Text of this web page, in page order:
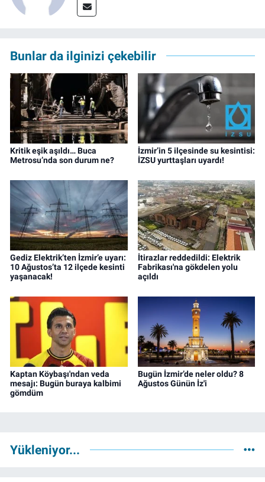
Bunlar da ilginizi çekebilir
Kritik eşik aşıldı… Buca
Metrosu’nda son durum ne?
İzmir’in 5 ilçesinde su kesintisi:
İZSU yurttaşları uyardı!
Gediz Elektrik’ten İzmir’e uyarı:
10 Ağustos’ta 12 ilçede kesinti
yaşanacak!
İtirazlar reddedildi: Elektrik
Fabrikası'na gökdelen yolu
açıldı
Kaptan Köybaşı'ndan veda
mesajı: Bugün buraya kalbimi
gömdüm
Bugün İzmir’de neler oldu? 8
Ağustos Günün İz'i
Yükleniyor...